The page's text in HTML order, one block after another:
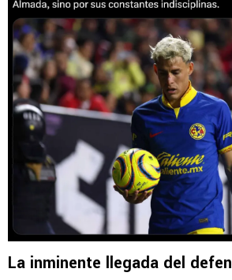
La inminente llegada del